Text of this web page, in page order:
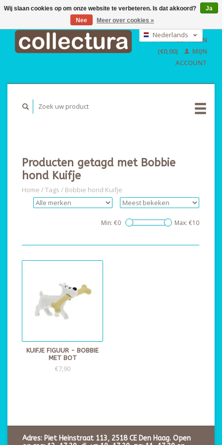
EUR
GBP
USD
Nederlands
English
WINKELWAGEN
(€0,00)
MIJN
ACCOUNT
Producten getagd met Bobbie
hond Kuifje
Home /Tags / Bobbie hond Kuifje
Min: €0 Max: €10
KUIFJE FIGUUR - BOBBIE
MET BOT
€7,90
Adres: Piet Heinstraat 113, 2518 CE Den Haag. Open
Wij slaan cookies op om onze website te verbeteren. Is dat akkoord?
Ja
Nee
Meer over cookies »